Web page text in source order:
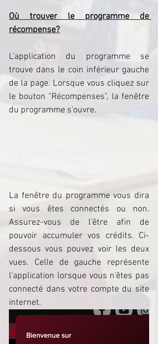
Où trouver le programme de
récompense?
L'application du programme se
trouve dans le coin inférieur gauche
de la page. Lorsque vous cliquez sur
le bouton "Récompenses", la fenêtre
du programme s'ouvre.
La fenêtre du programme vous dira
si vous êtes connectés ou non.
Assurez-vous de l'être afin de
pouvoir accumuler vos crédits. Ci-
dessous vous pouvez voir les deux
vues. Celle de gauche représente
l'application lorsque vous n'êtes pas
connecté dans votre compte du site
internet.